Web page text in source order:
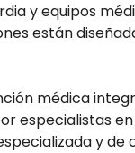
y equipos
están
médica
especialistas
y de